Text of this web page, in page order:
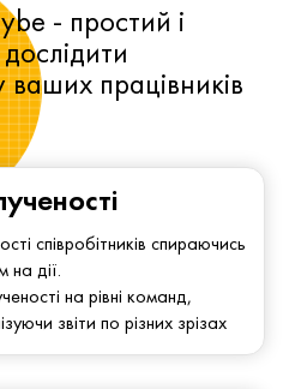
співробітників спираючись
на дії.
на рівні команд,
звіти по різних зрізах
- простий і
ваших працівників